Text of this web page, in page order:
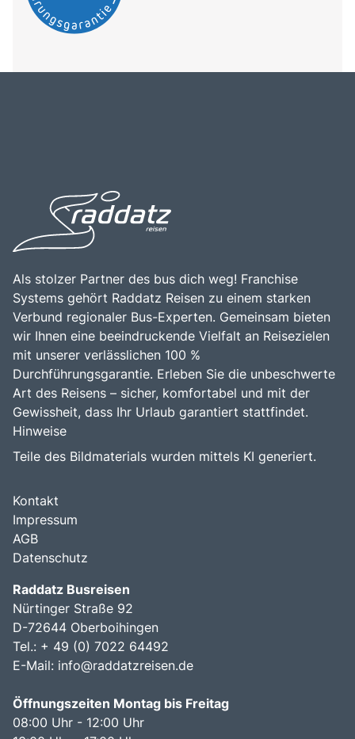
Als stolzer Partner des bus dich weg! Franchise
Systems gehört Raddatz Reisen zu einem starken
Verbund regionaler Bus-Experten. Gemeinsam bieten
wir Ihnen eine beeindruckende Vielfalt an Reisezielen
mit unserer verlässlichen 100 %
Durchführungsgarantie. Erleben Sie die unbeschwerte
Art des Reisens – sicher, komfortabel und mit der
Gewissheit, dass Ihr Urlaub garantiert stattfindet.
Hinweise
Teile des Bildmaterials wurden mittels KI generiert.
Kontakt
Impressum
AGB
Datenschutz
Raddatz Busreisen
Nürtinger Straße 92
D-72644 Oberboihingen
Tel.: + 49 (0) 7022 64492
E-Mail: info@raddatzreisen.de
Öffnungszeiten Montag bis Freitag
08:00 Uhr - 12:00 Uhr